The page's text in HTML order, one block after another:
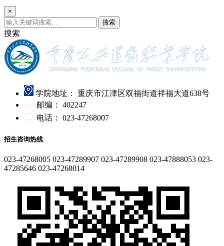
×
搜索
搜索
学院地址：
重庆市江津区双福街道祥福大道638号
邮编：
402247
电话：
023-47268007
招生咨询热线
023-47268005 023-47289907 023-47289908 023-47888053 023-
47285646 023-47268014